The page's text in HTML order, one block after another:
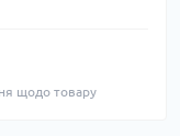
щодо товару